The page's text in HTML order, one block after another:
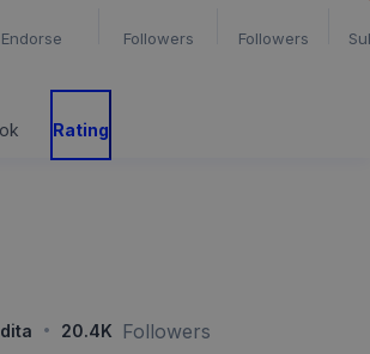
Endorse Followers Followers
Rating
· 20.4K Followers